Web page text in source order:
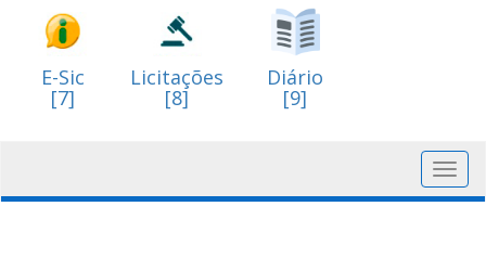
E-Sic
[7]
Licitações
[8]
Diário
[9]